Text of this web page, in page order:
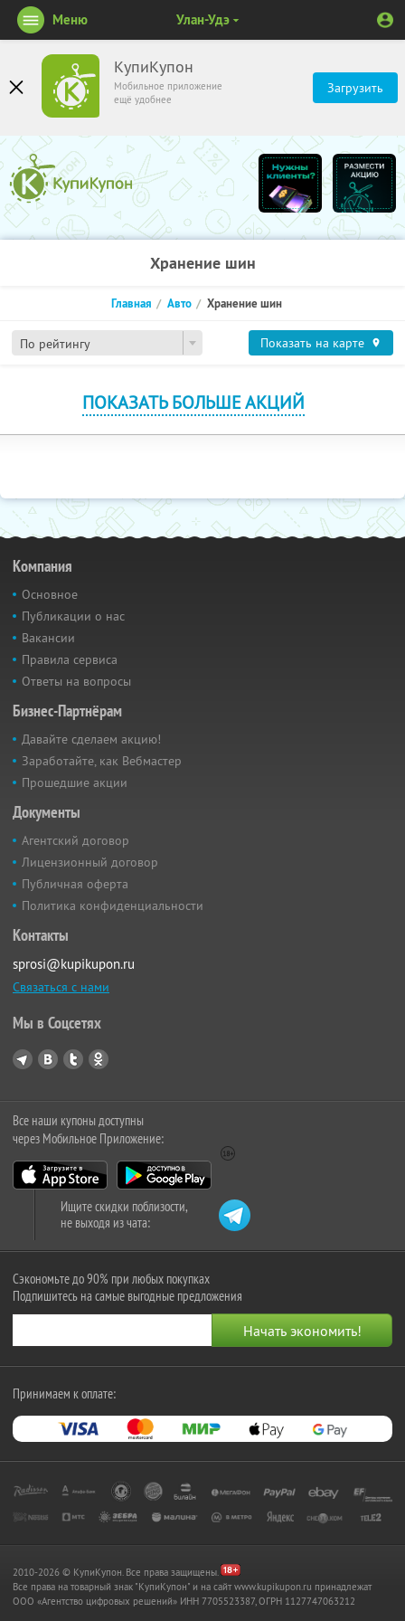
КупиКупон
Мобильное приложение
ещё удобнее
Загрузить
Меню Улан-Удэ
Хранение шин
По рейтингу
Главная Авто Хранение шин
Показать на карте
ПОКАЗАТЬ БОЛЬШЕ АКЦИЙ
Компания
Основное
Публикации о нас
Вакансии
Правила сервиса
Ответы на вопросы
Бизнес-Партнёрам
Давайте сделаем акцию!
Заработайте, как Вебмастер
Прошедшие акции
Документы
Агентский договор
Лицензионный договор
Публичная оферта
Политика конфиденциальности
Контакты
sprosi@kupikupon.ru
Связаться с нами
Мы в Соцсетях
Все наши купоны доступны
через Мобильное Приложение:
Ищите скидки поблизости,
не выходя из чата:
Сэкономьте до 90% при любых покупках
Подпишитесь на самые выгодные предложения
Принимаем к оплате:
2010-2026 © КупиКупон. Все права защищены.
Все права на товарный знак "КупиКупон" и на сайт www.kupikupon.ru принадлежат
OOO «Агентство цифровых решений» ИНН 7705523387, ОГРН 1127747063212